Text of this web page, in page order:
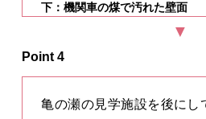
下：機関車の煤で汚れた壁面
Point 4
亀の瀬の見学施設を後にし